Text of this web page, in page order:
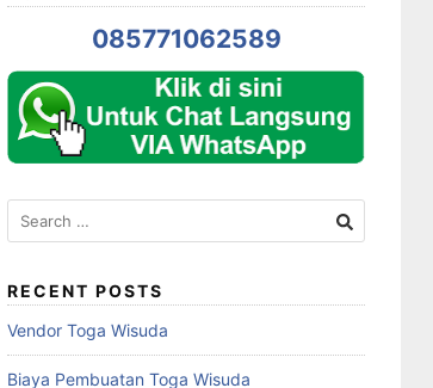
085771062589
Search
for:
RECENT POSTS
Vendor Toga Wisuda
Biaya Pembuatan Toga Wisuda